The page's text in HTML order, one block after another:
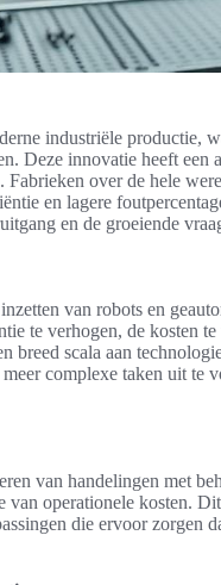
industriële productie,
Deze innovatie heeft
over de hele
en lagere
en de groeiende
van robots en
te verhogen, de kosten
breed scala aan
complexe taken uit te
van handelingen met
van operationele kosten.
die ervoor zorgen